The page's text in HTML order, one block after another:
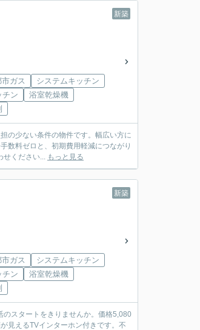
新築
市ガス
システムキッチン
チン
浴室乾燥機
の少ない条件の物件です。幅広い方に
数料ゼロと、初期費用軽減につながり
せください... もっと見る
新築
市ガス
システムキッチン
チン
浴室乾燥機
スタートをきりませんか。価格5,080
見えるTVインターホン付きです。不